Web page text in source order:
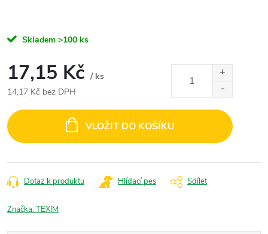
Skladem >100 ks
17,15 Kč / ks
14,17 Kč bez DPH
cena:
VLOŽIT DO KOŠÍKU
Dotaz k produktu Hlídací pes Sdílet
Značka:TEXIM